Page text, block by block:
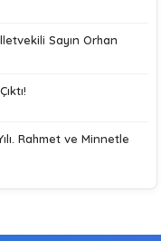
Sayın Orhan
Rahmet ve Minnetle